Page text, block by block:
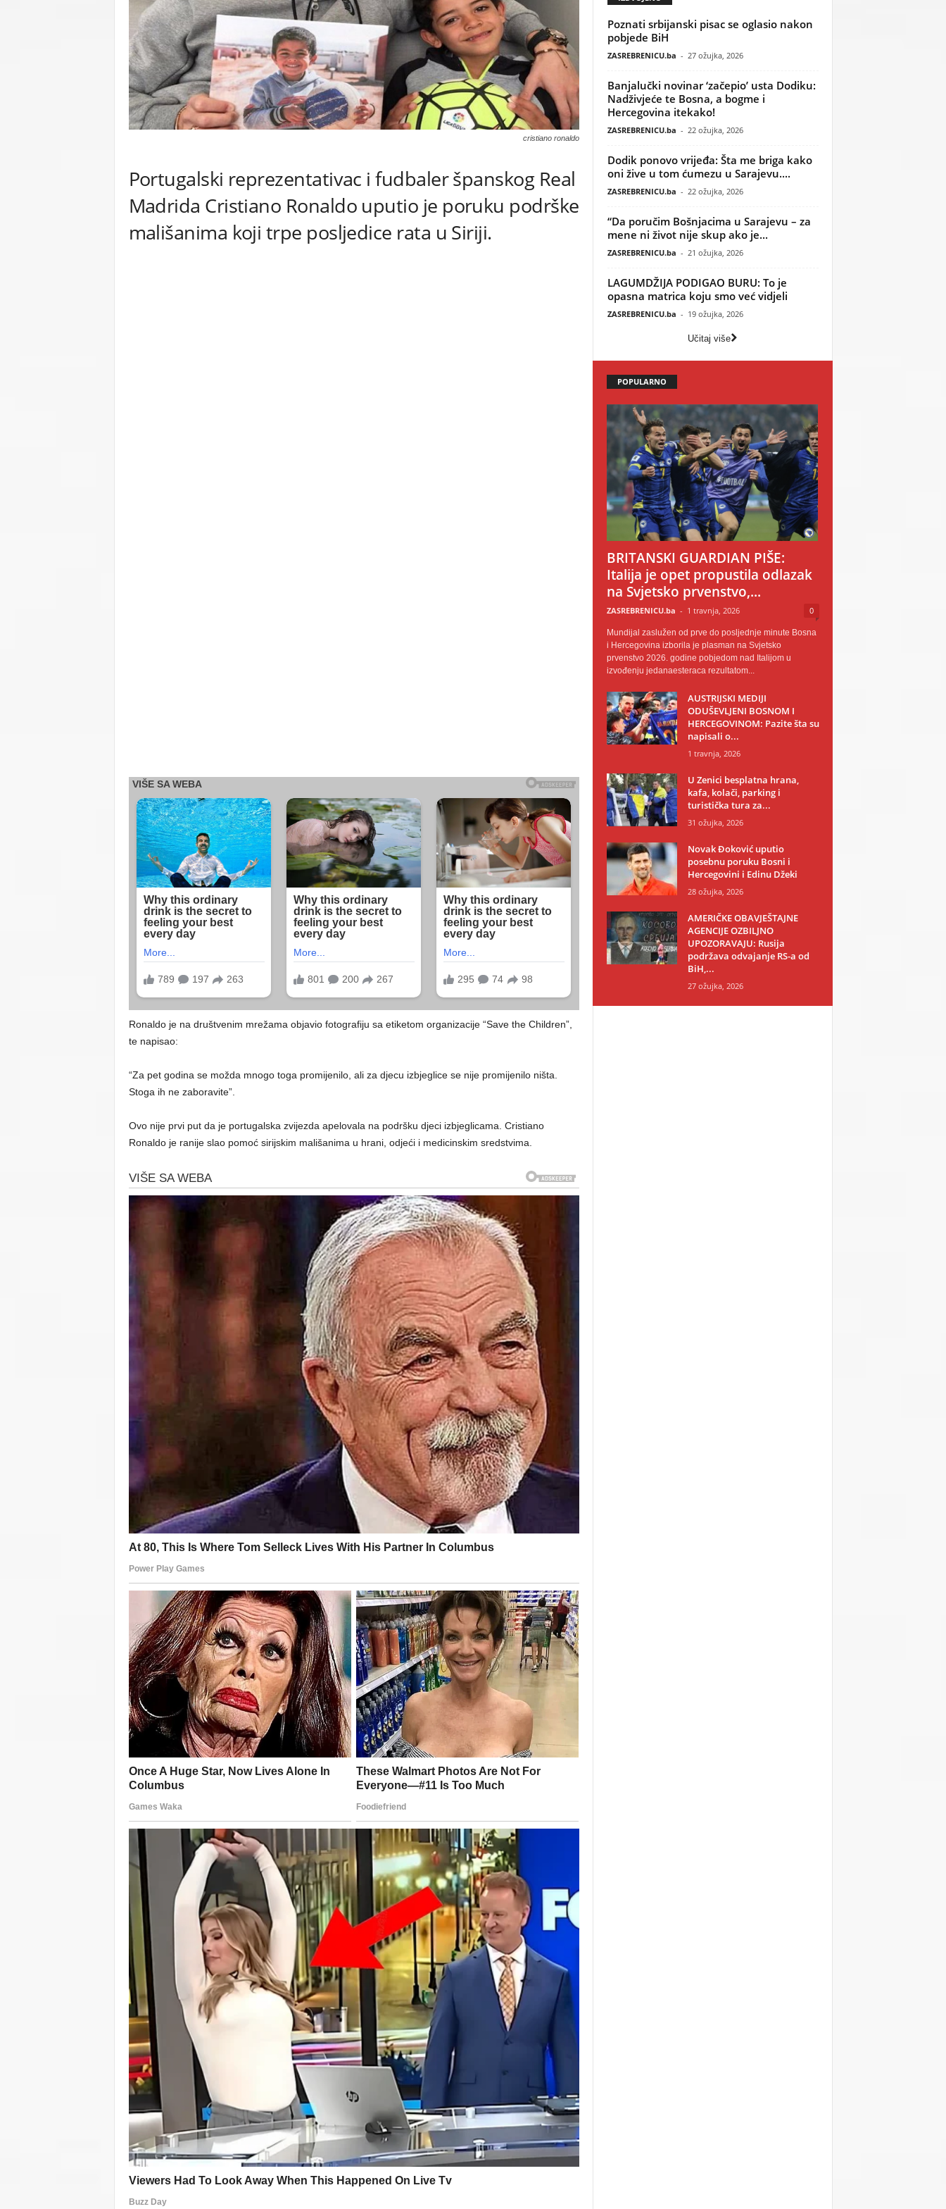
C
U
cristiano ronaldo
Portugalski reprezentativac i fudbaler španskog Real
Madrida Cristiano Ronaldo uputio je poruku podrške
mališanima koji trpe posljedice rata u Siriji.
Ronaldo je na društvenim mrežama objavio fotografiju sa etiketom organizacije “Save the Children”,
te napisao:
“Za pet godina se možda mnogo toga promijenilo, ali za djecu izbjeglice se nije promijenilo ništa.
Stoga ih ne zaboravite”.
Ovo nije prvi put da je portugalska zvijezda apelovala na podršku djeci izbjeglicama. Cristiano
Ronaldo je ranije slao pomoć sirijskim mališanima u hrani, odjeći i medicinskim sredstvima.
Poznati srbijanski pisac se oglasio nakon
pobjede BiH
ZASREBRENICU.ba - 27 ožujka, 2026
Banjalučki novinar ‘začepio’ usta Dodiku:
Nadživjeće te Bosna, a bogme i
Hercegovina itekako!
ZASREBRENICU.ba - 22 ožujka, 2026
Dodik ponovo vrijeđa: Šta me briga kako
oni žive u tom ćumezu u Sarajevu....
ZASREBRENICU.ba - 22 ožujka, 2026
“Da poručim Bošnjacima u Sarajevu – za
mene ni život nije skup ako je...
ZASREBRENICU.ba - 21 ožujka, 2026
LAGUMDŽIJA PODIGAO BURU: To je
opasna matrica koju smo već vidjeli
ZASREBRENICU.ba - 19 ožujka, 2026
Učitaj više
POPULARNO
BRITANSKI GUARDIAN PIŠE:
Italija je opet propustila odlazak
na Svjetsko prvenstvo,...
ZASREBRENICU.ba - 1 travnja, 2026 0
Mundijal zaslužen od prve do posljednje minute Bosna
i Hercegovina izborila je plasman na Svjetsko
prvenstvo 2026. godine pobjedom nad Italijom u
izvođenju jedanaesteraca rezultatom...
AUSTRIJSKI MEDIJI
ODUŠEVLJENI BOSNOM I
HERCEGOVINOM: Pazite šta su
napisali o...
1 travnja, 2026
U Zenici besplatna hrana,
kafa, kolači, parking i
turistička tura za...
31 ožujka, 2026
Novak Đoković uputio
posebnu poruku Bosni i
Hercegovini i Edinu Džeki
28 ožujka, 2026
AMERIČKE OBAVJEŠTAJNE
AGENCIJE OZBILJNO
UPOZORAVAJU: Rusija
podržava odvajanje RS-a od
BiH,...
27 ožujka, 2026